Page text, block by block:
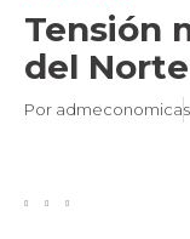
Tensión
del Norte
Por admeconomica